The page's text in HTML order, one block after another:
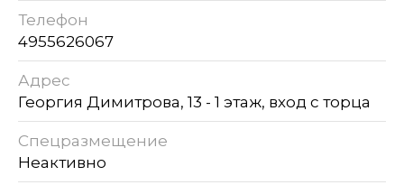
Телефон
4955626067
Адрес
Георгия Димитрова, 13 - 1 этаж, вход с торца
Спецразмещение
Неактивно